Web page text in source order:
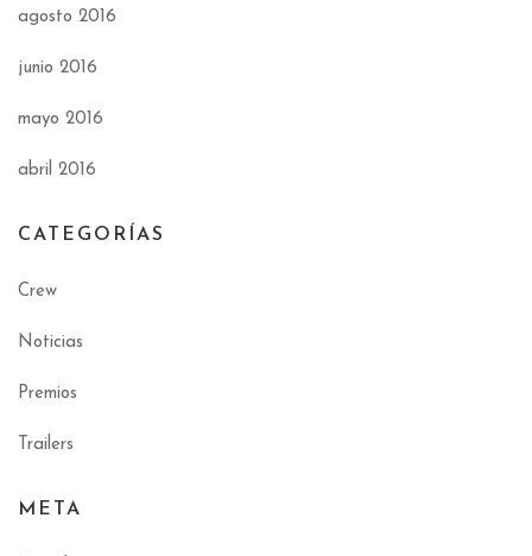
agosto 2016
junio 2016
mayo 2016
abril 2016
CATEGORÍAS
Crew
Noticias
Premios
Trailers
META